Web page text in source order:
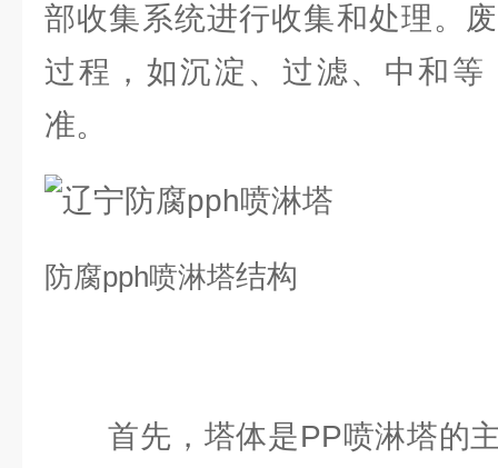
部收集系统进行收集和处理。
过程，如沉淀、过滤、中和等
准。
防腐pph喷淋塔结构
首先，塔体是PP喷淋塔的主